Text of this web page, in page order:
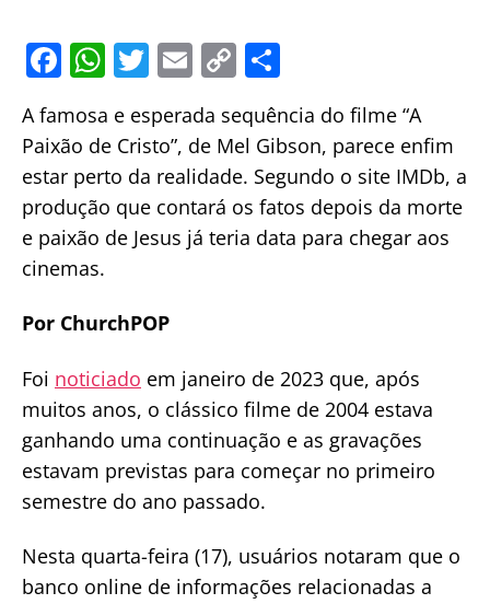
F
c
e
b
o
o
k
W
at
s
A
p
T
itt
er
E
ai
l
C
p
y
Li
n
ar
e
A famosa e esperada sequência do filme “A
Paixão de Cristo”, de Mel Gibson, parece enfim
estar perto da realidade. Segundo o site IMDb, a
produção que contará os fatos depois da morte
e paixão de Jesus já teria data para chegar aos
cinemas.
Por ChurchPOP
Foi noticiado em janeiro de 2023 que, após
muitos anos, o clássico filme de 2004 estava
ganhando uma continuação e as gravações
estavam previstas para começar no primeiro
semestre do ano passado.
Nesta quarta-feira (17), usuários notaram que o
banco online de informações relacionadas a